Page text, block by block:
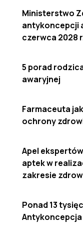
Ministerstwo
antykoncepcji
czerwca 2028
5 porad
awaryjnej
Farmaceuta
ochrony
Apel
aptek w
zakresie
Ponad 13